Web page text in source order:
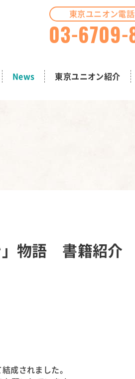
東京ユニオン電
03-6709-
News 東京ユニオン紹介
」物語 書籍紹介
成されました。